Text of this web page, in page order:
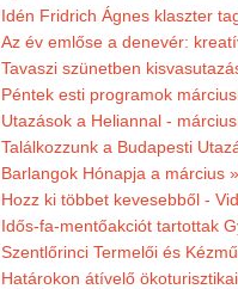
Idén Fridrich Ágnes klaszter
Az év emlőse a denevér:
Tavaszi szünetben
Péntek esti programok
Utazások a Heliannal -
Találkozzunk a Budapesti
Barlangok Hónapja a március »
Hozz ki többet kevesebből -
Idős-fa-mentőakciót tartottak
Szentlőrinci Termelői és
Határokon átívelő